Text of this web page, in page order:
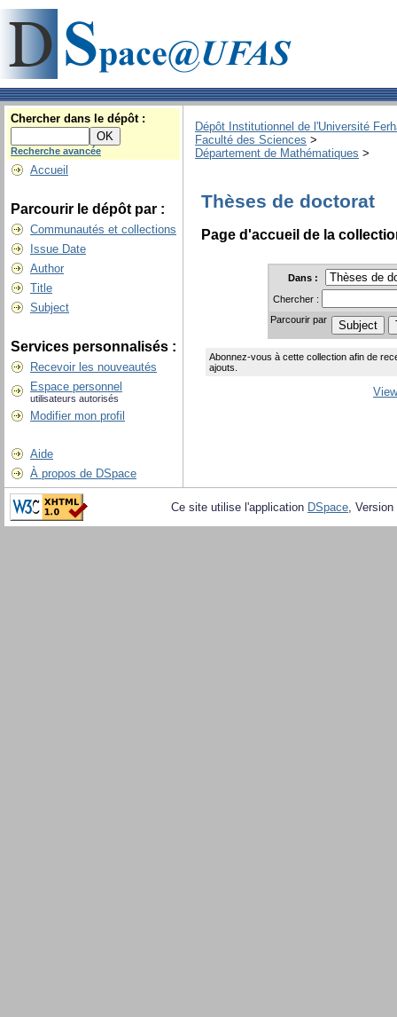
Chercher dans le dépôt :
Recherche avancée
Accueil
Parcourir le dépôt par :
Communautés et collections
Issue Date
Author
Title
Subject
Services personnalisés :
Recevoir les nouveautés
Espace personnel
utilisateurs autorisés
Modifier mon profil
Aide
À propos de DSpace
Dépôt Institutionnel de l'Université
Faculté des Sciences >
Département de Mathématiques >
Thèses de doctorat
Page d'accueil de la
Dans :
Chercher :
Parcourir par
Abonnez-vous à cette collection afin de
ajouts.
Ce site utilise l'application DSpace,